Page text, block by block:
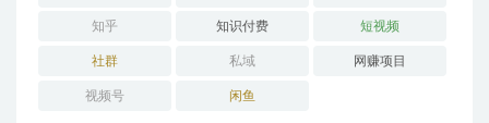
知乎 知识付费 短视频
社群 私域 网赚项目
视频号 闲鱼